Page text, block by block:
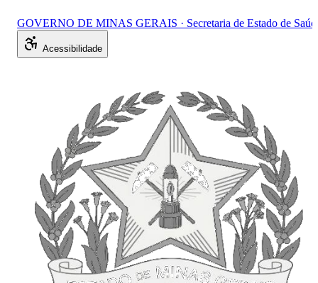
GOVERNO DE MINAS GERAIS · Secretaria de Estado de
Acessibilidade